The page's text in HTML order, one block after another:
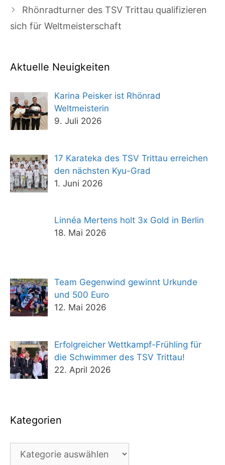
Rhönradturner des TSV Trittau qualifizieren
sich für Weltmeisterschaft
Aktuelle Neuigkeiten
Karina Peisker ist Rhönrad
Weltmeisterin
9. Juli 2026
17 Karateka des TSV Trittau erreichen
den nächsten Kyu-Grad
1. Juni 2026
Linnéa Mertens holt 3x Gold in Berlin
18. Mai 2026
Team Gegenwind gewinnt Urkunde
und 500 Euro
12. Mai 2026
Erfolgreicher Wettkampf-Frühling für
die Schwimmer des TSV Trittau!
22. April 2026
Kategorien
Kategorien